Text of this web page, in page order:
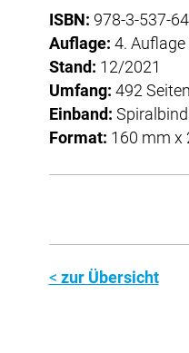
ISBN: 978-3-537-
Auflage: 4. Auflage
Stand: 12/2021
Umfang: 492 Seiten
Einband:
Format: 160 mm x
zur Übersicht